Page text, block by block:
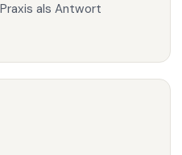
als Antwort